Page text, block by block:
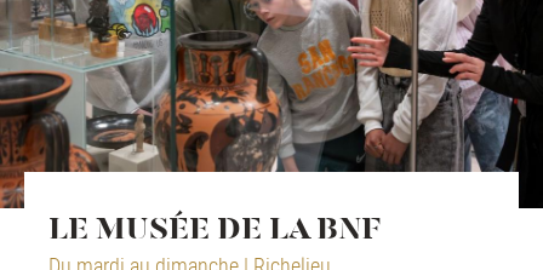
LE MUSÉE DE LA BNF